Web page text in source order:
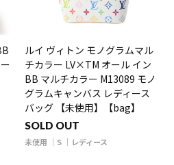
ルイ ヴィトン モノグラムマル
チカラー LV×TM オール イン
BB マルチカラー M13089 モノ
グラムキャンバス レディース
バッグ 【未使用】【bag】
SOLD OUT
未使用 S レディース